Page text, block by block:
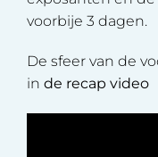
voorbije 3 dagen.
De sfeer van de
in de recap video